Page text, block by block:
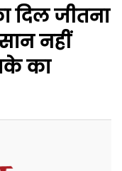
दिल जीतना
नहीं
का